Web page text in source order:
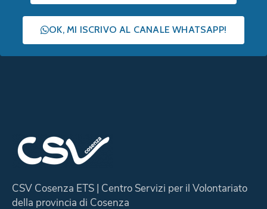
OK, MI ISCRIVO AL CANALE WHATSAPP!
CSV Cosenza ETS | Centro Servizi per il Volontariato
della provincia di Cosenza